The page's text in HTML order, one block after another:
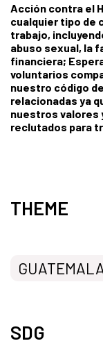
Acción contra el
cualquier tipo de
trabajo,
abuso sexual, la
financiera;
voluntarios
nuestro código
relacionadas ya
nuestros valores
reclutados para
THEME
SDG